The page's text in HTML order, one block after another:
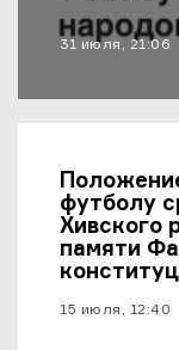
материал
31 июля, 21:06
футболу
Хивского
памяти
материал
15 июля, 12:40